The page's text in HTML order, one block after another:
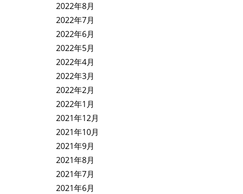
2022年8月
2022年7月
2022年6月
2022年5月
2022年4月
2022年3月
2022年2月
2022年1月
2021年12月
2021年10月
2021年9月
2021年8月
2021年7月
2021年6月